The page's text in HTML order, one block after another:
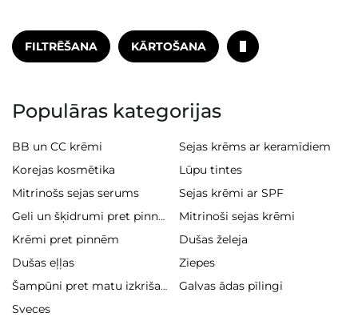
FILTRĒŠANA KĀRTOŠANA
Populāras kategorijas
BB un CC krēmi
Sejas krēms ar keramīdiem
Korejas kosmētika
Lūpu tintes
Mitrinošs sejas serums
Sejas krēmi ar SPF
Geli un šķidrumi pret pinnēm
Mitrinoši sejas krēmi
Krēmi pret pinnēm
Dušas želeja
Dušas eļļas
Ziepes
Šampūni pret matu izkrišanu
Galvas ādas pīlingi
Sveces